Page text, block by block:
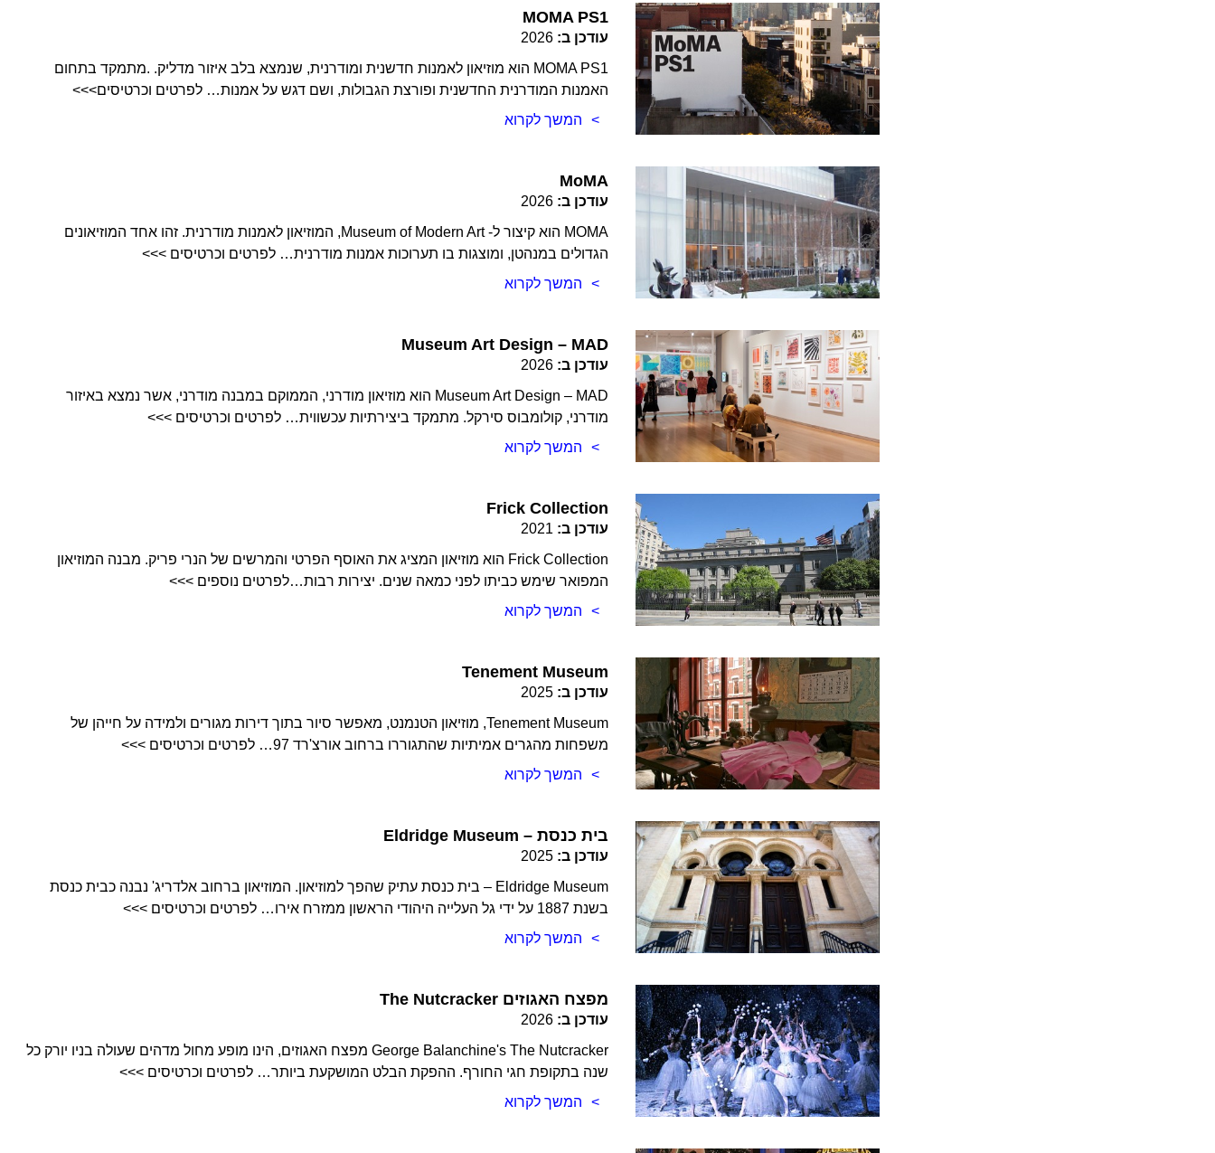
MOMA PS1
עודכן ב: 2026
MOMA PS1 הוא מוזיאון לאמנות חדשנית ומודרנית, שנמצא בלב איזור מדליק. .מתמקד בתחום
האמנות המודרנית החדשנית ופורצת הגבולות, ושם דגש על אמנות… לפרטים וכרטיסים>>>
המשך לקרוא
MoMA
עודכן ב: 2026
MOMA הוא קיצור ל- Museum of Modern Art, המוזיאון לאמנות מודרנית. זהו אחד המוזיאונים
הגדולים במנהטן, ומוצגות בו תערוכות אמנות מודרנית… לפרטים וכרטיסים >>>
המשך לקרוא
Museum Art Design – MAD
עודכן ב: 2026
Museum Art Design – MAD הוא מוזיאון מודרני, הממוקם במבנה מודרני, אשר נמצא באיזור
מודרני, קולומבוס סירקל. מתמקד ביצירתיות עכשווית… לפרטים וכרטיסים >>>
המשך לקרוא
Frick Collection
עודכן ב: 2021
Frick Collection הוא מוזיאון המציג את האוסף הפרטי והמרשים של הנרי פריק. מבנה המוזיאון
המפואר שימש כביתו לפני כמאה שנים. יצירות רבות…לפרטים נוספים >>>
המשך לקרוא
Tenement Museum
עודכן ב: 2025
Tenement Museum, מוזיאון הטנמנט, מאפשר סיור בתוך דירות מגורים ולמידה על חייהן של
משפחות מהגרים אמיתיות שהתגוררו ברחוב אורצ'רד 97… לפרטים וכרטיסים >>>
המשך לקרוא
Eldridge Museum – בית כנסת
עודכן ב: 2025
Eldridge Museum – בית כנסת עתיק שהפך למוזיאון. המוזיאון ברחוב אלדריג' נבנה כבית כנסת
בשנת 1887 על ידי גל העלייה היהודי הראשון ממזרח אירו… לפרטים וכרטיסים >>>
המשך לקרוא
The Nutcracker מפצח האגוזים
עודכן ב: 2026
George Balanchine's The Nutcracker מפצח האגוזים, הינו מופע מחול מדהים שעולה בניו יורק כל
שנה בתקופת חגי החורף. ההפקת הבלט המושקעת ביותר… לפרטים וכרטיסים >>>
המשך לקרוא